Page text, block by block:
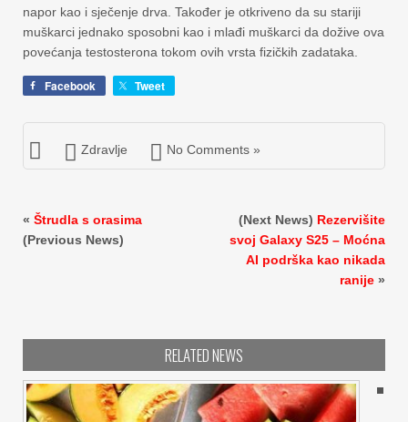
napor kao i sječenje drva. Također je otkriveno da su stariji
muškarci jednako sposobni kao i mlađi muškarci da dožive ova
povećanja testosterona tokom ovih vrsta fizičkih zadataka.
Facebook Tweet
Zdravlje No Comments »
« Štrudla s orasima
(Previous News)
(Next News) Rezervišite
svoj Galaxy S25 – Moćna
AI podrška kao nikada
ranije »
RELATED NEWS